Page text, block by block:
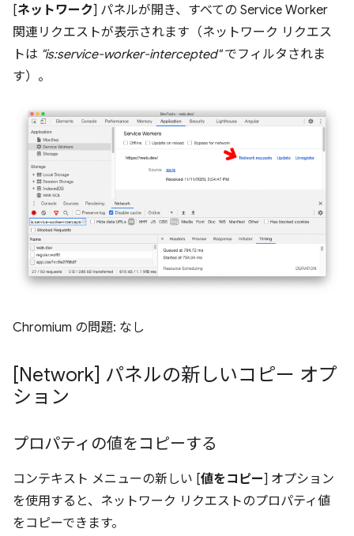
[ネットワーク] パネルが開き、すべての Service Worker
関連リクエストが表示されます（ネットワーク リクエス
トは "is:service-worker-intercepted"でフィルタされま
す）。
Chromium の問題: なし
[Network] パネルの新しいコピー オプ
ション
プロパティの値をコピーする
コンテキスト メニューの新しい [値をコピー] オプション
を使用すると、ネットワーク リクエストのプロパティ値
をコピーできます。